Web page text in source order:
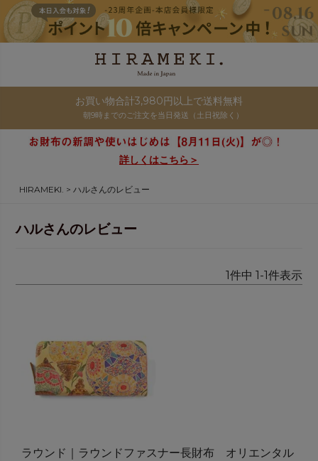
お買い物合計3,980円以上で送料無料
朝9時までのご注文を当日発送（土日祝除く）
詳しくはこちら＞
HIRAMEKI. ハルさんのレビュー
ハルさんのレビュー
1件中 1 -1件表示
ラウンド｜ラウンドファスナー長財布 オリエンタル